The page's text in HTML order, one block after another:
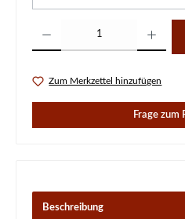
Zum Merkzettel hinzufügen
Frage zum
Beschreibung